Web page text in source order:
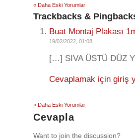
« Daha Eski Yorumlar
Trackbacks &
Buat Montaj Plakası
19/02/2022, 01:08
[…] SIVA ÜSTÜ DÜZ
Cevaplamak için giriş
« Daha Eski Yorumlar
Cevapla
Want to join the discussion?